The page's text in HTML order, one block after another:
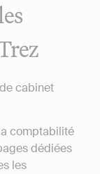
cabinet
comptabilité
dédiées
les